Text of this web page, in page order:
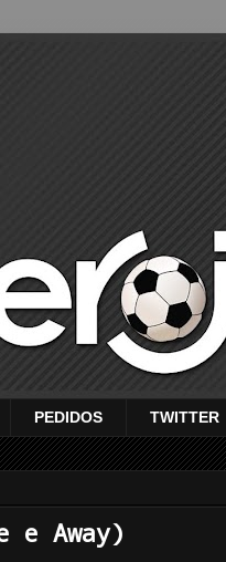
PEDIDOS TWITTER
e Away)